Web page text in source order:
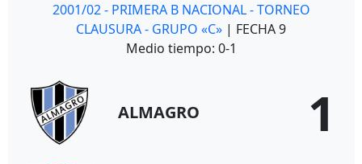
2001/02 - PRIMERA B NACIONAL - TORNEO
CLAUSURA - GRUPO «C» | FECHA 9
Medio tiempo: 0-1
ALMAGRO 1